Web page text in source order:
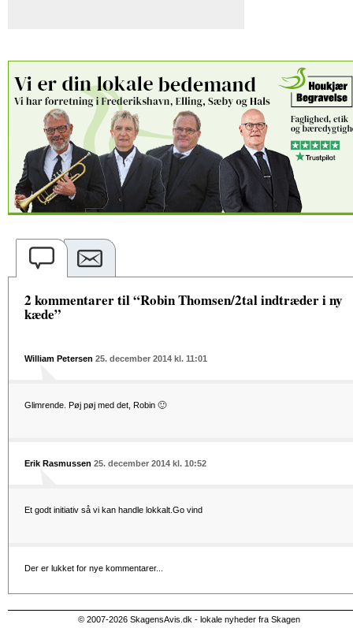
2 kommentarer til “Robin Thomsen/2tal indtræder i ny
kæde”
William Petersen 25. december 2014 kl. 11:01
Glimrende. Pøj pøj med det, Robin 🙂
Erik Rasmussen 25. december 2014 kl. 10:52
Et godt initiativ så vi kan handle lokkalt.Go vind
Der er lukket for nye kommentarer...
© 2007-2026 SkagensAvis.dk - lokale nyheder fra Skagen